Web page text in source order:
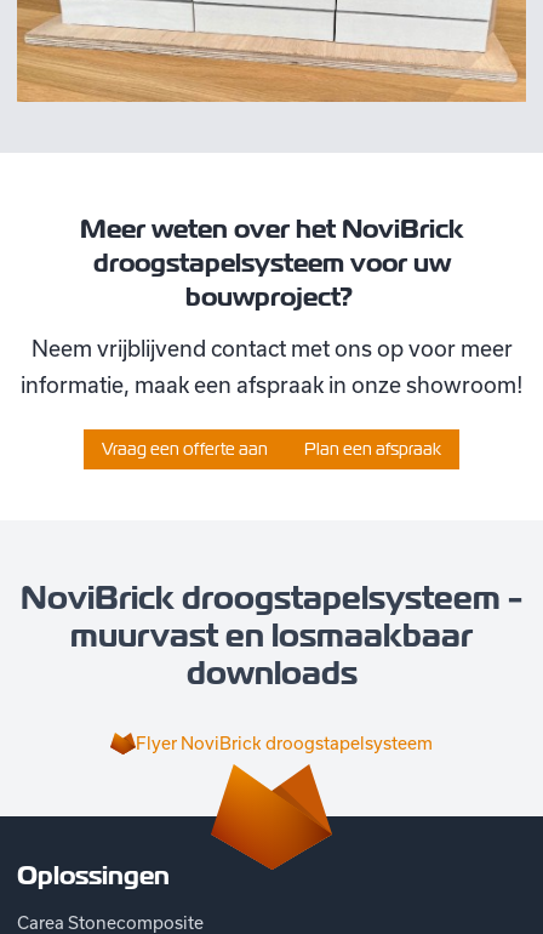
Meer weten over het NoviBrick
droogstapelsysteem voor uw
bouwproject?
Neem vrijblijvend contact met ons op voor meer
informatie, maak een afspraak in onze showroom!
Vraag een offerte aan Plan een afspraak
NoviBrick droogstapelsysteem -
muurvast en losmaakbaar
downloads
Flyer NoviBrick droogstapelsysteem
Oplossingen
Carea Stonecomposite